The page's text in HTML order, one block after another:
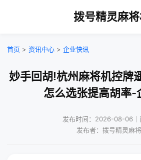
拨号精灵麻
首页 > 资讯中心 > 企业快讯
妙手回胡!杭州麻将机控牌
怎么选张提高胡率-
发布时间：2026-08-06｜
发布者：拨号精灵麻